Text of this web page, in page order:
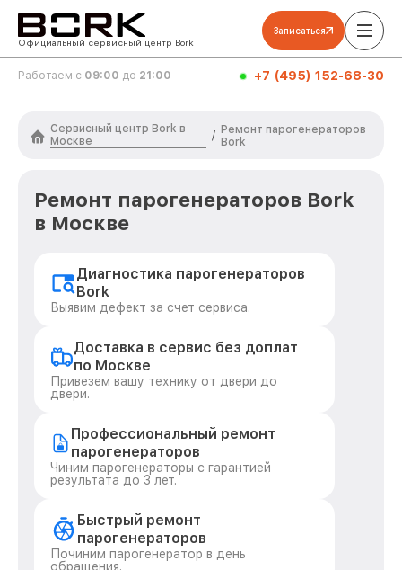
Официальный сервисный центр Bork
Записаться
Работаем с 09:00 до 21:00 +7 (495) 152-68-30
Сервисный центр Bork в
Москве
/ Ремонт парогенераторов
Bork
Ремонт парогенераторов Bork
в Москве
Диагностика парогенераторов
Bork
Выявим дефект за счет сервиса.
Доставка в сервис без доплат
по Москве
Привезем вашу технику от двери до
двери.
Профессиональный ремонт
парогенераторов
Чиним парогенераторы с гарантией
результата до 3 лет.
Быстрый ремонт
парогенераторов
Починим парогенератор в день
обращения.